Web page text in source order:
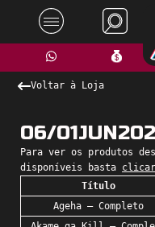
Voltar à Loja
06/
Para ver os produtos
disponíveis basta c
Título
Ageha – Completo